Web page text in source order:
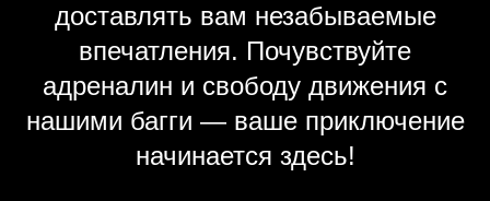
доставлять вам незабываемые
впечатления. Почувствуйте
адреналин и свободу движения с
нашими багги — ваше приключение
начинается здесь!